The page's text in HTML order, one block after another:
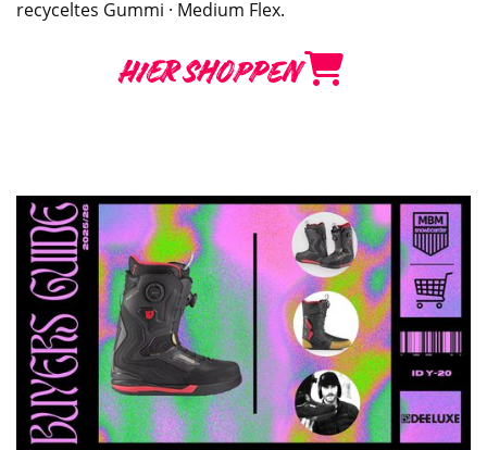
recyceltes Gummi · Medium Flex.
HIER SHOPPEN